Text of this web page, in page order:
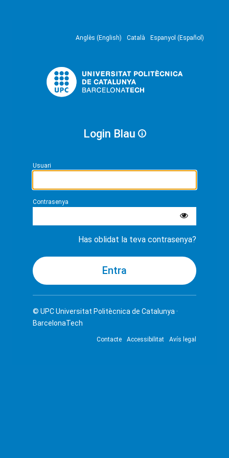
Anglès (English) Català Espanyol (Español)
Login Blau
Usuari
Contrasenya
Has oblidat la teva contrasenya?
© UPCUniversitat Politècnica de Catalunya ·
BarcelonaTech
Contacte Accessibilitat Avís legal